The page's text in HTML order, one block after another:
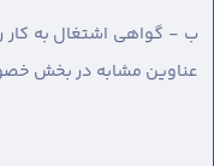
ب - گواهی اشتغال به کار
عناوین مشابه در بخش